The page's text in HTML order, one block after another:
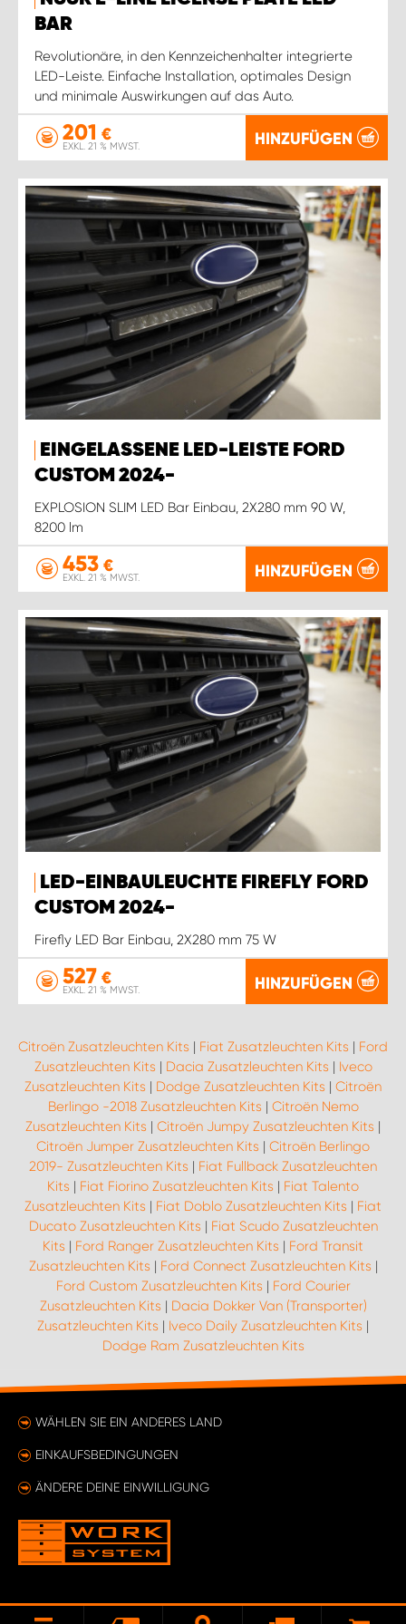
BAR
Revolutionäre, in den Kennzeichenhalter integrierte
LED-Leiste. Einfache Installation, optimales Design
und minimale Auswirkungen auf das Auto.
201 €
EXKL. 21 % MWST. HINZUFÜGEN
EINGELASSENE LED-LEISTE FORD
CUSTOM 2024-
EXPLOSION SLIM LED Bar Einbau, 2X280 mm 90 W,
8200 lm
453 €
EXKL. 21 % MWST. HINZUFÜGEN
LED-EINBAULEUCHTE FIREFLY FORD
CUSTOM 2024-
Firefly LED Bar Einbau, 2X280 mm 75 W
527 €
EXKL. 21 % MWST. HINZUFÜGEN
Citroën Zusatzleuchten Kits | Fiat Zusatzleuchten Kits | Ford
Zusatzleuchten Kits | Dacia Zusatzleuchten Kits | Iveco
Zusatzleuchten Kits | Dodge Zusatzleuchten Kits | Citroën
Berlingo -2018 Zusatzleuchten Kits | Citroën Nemo
Zusatzleuchten Kits | Citroën Jumpy Zusatzleuchten Kits |
Citroën Jumper Zusatzleuchten Kits | Citroën Berlingo
2019- Zusatzleuchten Kits | Fiat Fullback Zusatzleuchten
Kits | Fiat Fiorino Zusatzleuchten Kits | Fiat Talento
Zusatzleuchten Kits | Fiat Doblo Zusatzleuchten Kits | Fiat
Ducato Zusatzleuchten Kits | Fiat Scudo Zusatzleuchten
Kits | Ford Ranger Zusatzleuchten Kits | Ford Transit
Zusatzleuchten Kits | Ford Connect Zusatzleuchten Kits |
Ford Custom Zusatzleuchten Kits | Ford Courier
Zusatzleuchten Kits | Dacia Dokker Van (Transporter)
Zusatzleuchten Kits | Iveco Daily Zusatzleuchten Kits |
Dodge Ram Zusatzleuchten Kits
WÄHLEN SIE EIN ANDERES LAND
EINKAUFSBEDINGUNGEN
ÄNDERE DEINE EINWILLIGUNG